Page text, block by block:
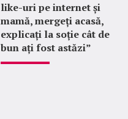
like-uri pe internet și
mamă, mergeți acasă,
explicați la soție cât de
bun ați fost astăzi”